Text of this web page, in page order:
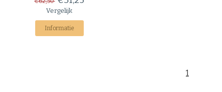
Vergelijk
Informatie
1